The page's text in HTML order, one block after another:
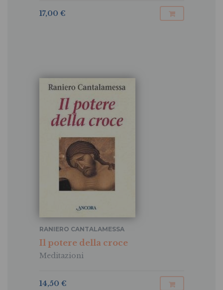
17,00 €
Il potere della croce
Meditazioni
RANIERO CANTALAMESSA
14,50 €